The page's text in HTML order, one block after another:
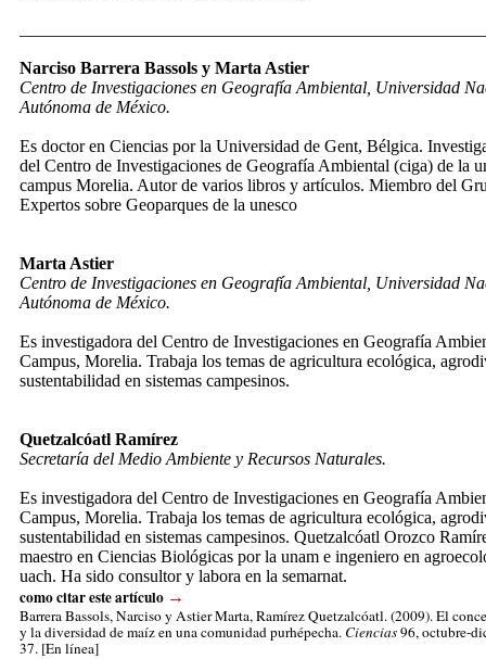
Narciso Barrera Bassols y Marta Astier
Centro de Investigaciones en Geografía Ambiental, Universidad
Autónoma de México.
Es doctor en Ciencias por la Universidad de Gent, Bélgica.
del Centro de Investigaciones de Geografía Ambiental (ciga) de la
campus Morelia. Autor de varios libros y artículos. Miembro del
Expertos sobre Geoparques de la unesco
Marta Astier
Centro de Investigaciones en Geografía Ambiental, Universidad
Autónoma de México.
Es investigadora del Centro de Investigaciones en Geografía
Campus, Morelia. Trabaja los temas de agricultura ecológica,
sustentabilidad en sistemas campesinos.
Quetzalcóatl Ramírez
Secretaría del Medio Ambiente y Recursos Naturales.
Es investigadora del Centro de Investigaciones en Geografía
Campus, Morelia. Trabaja los temas de agricultura ecológica,
sustentabilidad en sistemas campesinos. Quetzalcóatl Orozco
maestro en Ciencias Biológicas por la unam e ingeniero en
uach. Ha sido consultor y labora en la semarnat.
como citar este artículo →
Barrera Bassols, Narcisoy Astier Marta, Ramírez Quetzalcóatl. (2009). El
y la diversidad de maíz en una comunidad purhépecha. Ciencias96, octubre-
37. [En línea]